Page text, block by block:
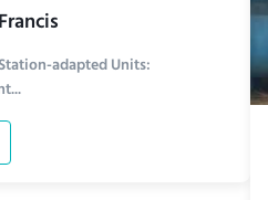
adapted Units: